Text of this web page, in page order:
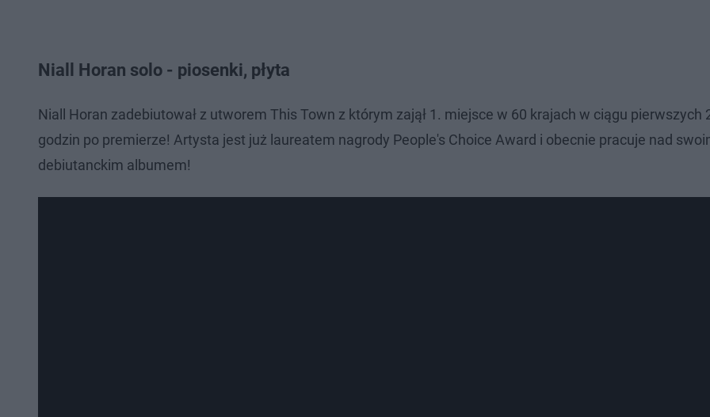
Niall Horan solo - piosenki, płyta
Niall Horan zadebiutował z utworem This Town z którym zajął 1. miejsce w 60 krajach w ciągu pierwszych
godzin po premierze! Artysta jest już laureatem nagrody People's Choice Award i obecnie pracuje nad
debiutanckim albumem!